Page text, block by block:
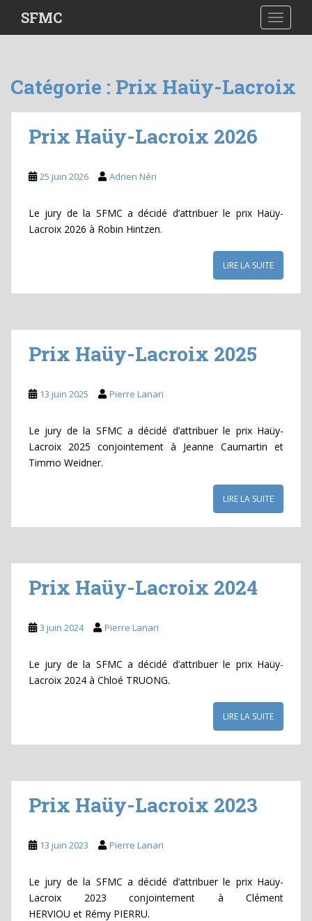
i
SFMC
Catégorie : Prix Haüy-Lacroix
Prix Haüy-Lacroix 2026
25 juin 2026 Adrien Néri
Le jury de la SFMC a décidé d’attribuer le prix Haüy-
Lacroix 2026 à Robin Hintzen.
LIRE LA SUITE
Prix Haüy-Lacroix 2025
13 juin 2025 Pierre Lanari
Le jury de la SFMC a décidé d’attribuer le prix Haüy-
Lacroix 2025 conjointement à Jeanne Caumartin et
Timmo Weidner.
LIRE LA SUITE
Prix Haüy-Lacroix 2024
3 juin 2024 Pierre Lanari
Le jury de la SFMC a décidé d’attribuer le prix Haüy-
Lacroix 2024 à Chloé TRUONG.
LIRE LA SUITE
Prix Haüy-Lacroix 2023
13 juin 2023 Pierre Lanari
Le jury de la SFMC a décidé d’attribuer le prix Haüy-
Lacroix 2023 conjointement à Clément
HERVIOU et Rémy PIERRU.